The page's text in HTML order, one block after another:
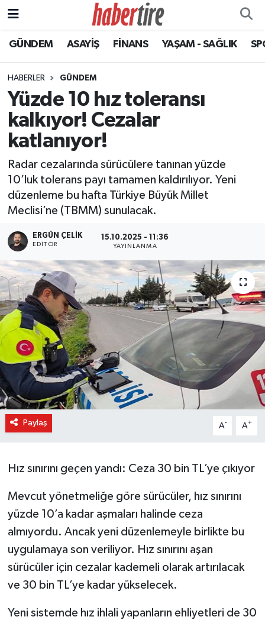
GÜNDEM ASAYİŞ FİNANS YAŞAM - SAĞLIK
HABERLER GÜNDEM
Yüzde 10 hız toleransı
kalkıyor! Cezalar
katlanıyor!
Radar cezalarında sürücülere tanınan yüzde
10’luk tolerans payı tamamen kaldırılıyor. Yeni
düzenleme bu hafta Türkiye Büyük Millet
Meclisi’ne (TBMM) sunulacak.
ERGÜN ÇELIK
EDITÖR
15.10.2025 - 11:36
YAYINLANMA
Paylaş A- A+
Hız sınırını geçen yandı: Ceza 30 bin TL’ye çıkıyor
Mevcut yönetmeliğe göre sürücüler, hız sınırını
yüzde 10’a kadar aşmaları halinde ceza
almıyordu. Ancak yeni düzenlemeyle birlikte bu
uygulamaya son veriliyor. Hız sınırını aşan
sürücüler için cezalar kademeli olarak artırılacak
ve 30 bin TL’ye kadar yükselecek.
Yeni sistemde hız ihlali yapanların ehliyetleri de 30
Tire Nöbetçi Eczaneler
Tire Hava Durumu
Tire Trafik Yoğunluk Haritası
Süper Lig Puan Durumu ve Fikstür
Tüm Manşetler
Son Dakika Haberleri